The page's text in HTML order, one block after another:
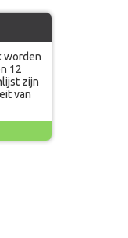
worden
12
zijn
van